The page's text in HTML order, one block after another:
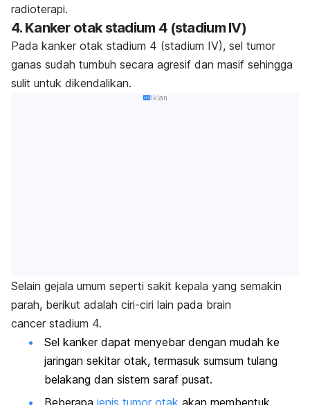
radioterapi.
4. Kanker otak stadium 4 (stadium IV)
Pada kanker otak stadium 4 (stadium IV), sel tumor
ganas sudah tumbuh secara agresif dan masif sehingga
sulit untuk dikendalikan.
Iklan
Selain gejala umum seperti sakit kepala yang semakin
parah, berikut adalah ciri-ciri lain pada brain
cancer stadium 4.
Sel kanker dapat menyebar dengan mudah ke
jaringan sekitar otak, termasuk sumsum tulang
belakang dan sistem saraf pusat.